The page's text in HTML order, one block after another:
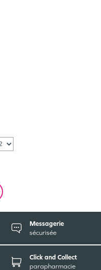
Messagerie
sécurisée
Click and Collect
parapharmacie